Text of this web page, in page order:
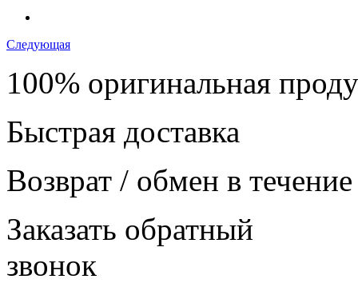
Следующая
100% оригинальная
Быстрая доставка
Возврат / обмен в
Заказать обратный
звонок